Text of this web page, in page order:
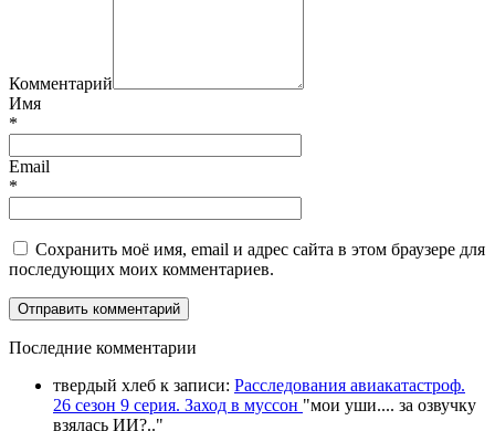
Комментарий
Имя
*
Email
*
Сохранить моё имя, email и адрес сайта в этом браузере для
последующих моих комментариев.
Последние комментарии
твердый хлеб к записи: Расследования авиакатастроф.
26 сезон 9 серия. Заход в муссон "мои уши.... за озвучку
взялась ИИ?.."